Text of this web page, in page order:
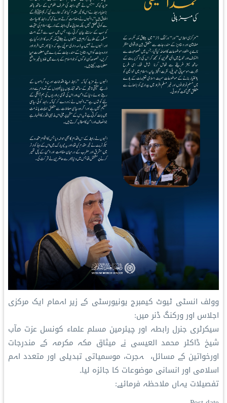
وولف انسٹی ٹیوٹ کیمبرج یونیورسٹی کے زیر اہمام ایک مرکزی
اجلاس اور ورکنگ ڈنر میں:
سیکرٹری جنرل رابطہ اور چیئرمین مسلم علماء کونسل عزت مآب
شیخ ڈاکٹر محمد العیسی نے میثاق مکہ مکرمہ کے مندرجات
اورخواتین کے مسائل، ہجرت، موسمیاتی تبدیلی اور متعدد اہم
اسلامی اور انسانی موضوعات کا جائزہ لیا۔
تفصیلات یہاں ملاحظہ فرمائیے: